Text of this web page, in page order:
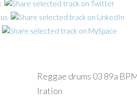
Reggae drums 03 89a
Iration